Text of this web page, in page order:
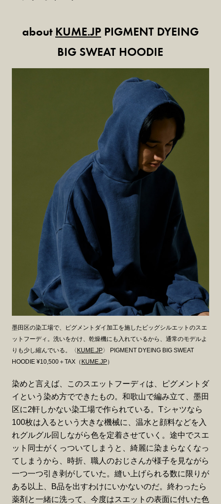
about KUME.JPPIGMENT DYEING
BIG SWEAT HOODIE
墨田区の染工場で、ピグメントダイ加工を施したビッグシルエットのスエ
ットフーディ。洗いをかけ、乾燥機にも入れているから、通常のモデルよ
りも少し縮んでいる。〈KUME.JP〉 PIGMENT DYEING BIG SWEAT
HOODIE ¥10,500＋TAX（ KUME.JP）
染めと言えば、このスエットフーディは、ピグメントダ
イという染め方でできたもの。和歌山で編み立て、墨田
区に2軒しかない染工場で作られている。Tシャツなら
100枚は入るという大きな機械に、温水と顔料などを入
れグルグル回しながら色を定着させていく。途中でスエ
ット同士がくっついてしまうと、綺麗に染まらなくなっ
てしまうから、時折、職人のおじさんが様子を見ながら
一つ一つ引き剥がしていた。縫い上げられる数に限りが
ある以上、B品を出すわけにいかないのだ。終わったら
薬剤と一緒に洗って、今度はスエットの表面に付いた色